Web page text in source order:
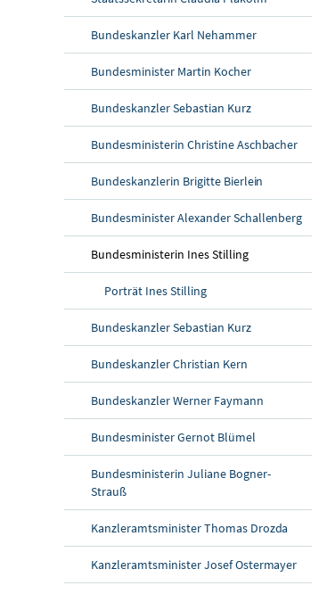
Bundeskanzler Karl Nehammer
Bundesminister Martin Kocher
Bundeskanzler Sebastian Kurz
Bundesministerin Christine Aschbacher
Bundeskanzlerin Brigitte Bierlein
Bundesminister Alexander Schallenberg
Bundesministerin Ines Stilling
Porträt Ines Stilling
Bundeskanzler Sebastian Kurz
Bundeskanzler Christian Kern
Bundeskanzler Werner Faymann
Bundesminister Gernot Blümel
Bundesministerin Juliane Bogner-
Strauß
Kanzleramtsminister Thomas Drozda
Kanzleramtsminister Josef Ostermayer